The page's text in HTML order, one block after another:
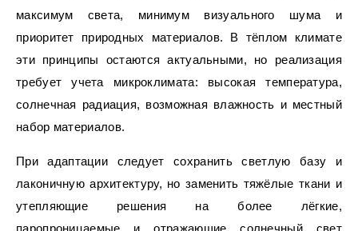
максимум света, минимум визуального шума и
приоритет природных материалов. В тёплом климате
эти принципы остаются актуальными, но реализация
требует учета микроклимата: высокая температура,
солнечная радиация, возможная влажность и местный
набор материалов.
При адаптации следует сохранить светлую базу и
лаконичную архитектуру, но заменить тяжёлые ткани и
утепляющие решения на более лёгкие,
паропроницаемые и отражающие солнечный свет